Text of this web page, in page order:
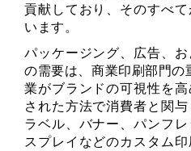
貢献しており、そのすべ
います。
パッケージング、広告、
の需要は、商業印刷部門の
業がブランドの可視性を
された方法で消費者と関与
ラベル、バナー、パンフ
スプレイなどのカスタム